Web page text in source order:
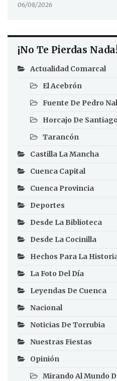
06/08/2026
¡No Te Pierdas Nada!
Actualidad Comarcal
El Acebrón
Fuente De Pedro
Horcajo De Santiago
Tarancón
Castilla La Mancha
Cuenca Capital
Cuenca Provincia
Deportes
Desde La Biblioteca
Desde La Cocinilla
Hechos Para La
La Foto Del Día
Leyendas De Cuenca
Nacional
Noticias De Torrubia
Nuestras Fiestas
Opinión
Mirando Al Mundo